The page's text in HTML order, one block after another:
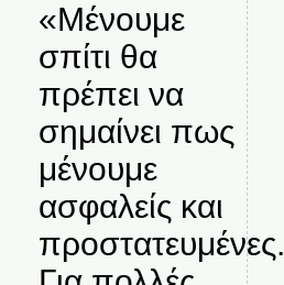
«Μένουμε
σπίτι θα
πρέπει να
σημαίνει πως
μένουμε
ασφαλείς και
προστατευμένες.